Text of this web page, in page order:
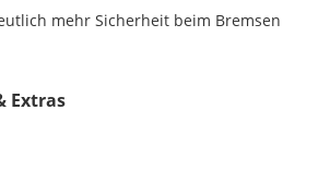
mehr Sicherheit beim Bremsen
Straßenlage
& geringe Wartungskosten
Extras